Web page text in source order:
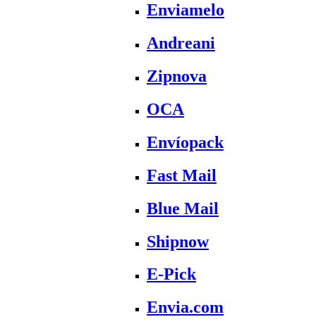
Enviamelo
Andreani
Zipnova
OCA
Envíopack
Fast Mail
Blue Mail
Shipnow
E-Pick
Envia.com